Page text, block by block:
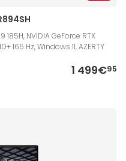
NVIDIA GeForce RTX
165 Hz, Windows 11, AZERTY
1 499€95